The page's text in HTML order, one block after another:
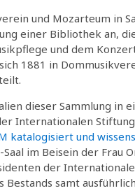
und Mozarteum in
einer Bibliothek an,
und dem
1881 in
dieser Sammlung in
Internationalen
katalogisiert und
im Beisein der Frau
der
Bestands samt